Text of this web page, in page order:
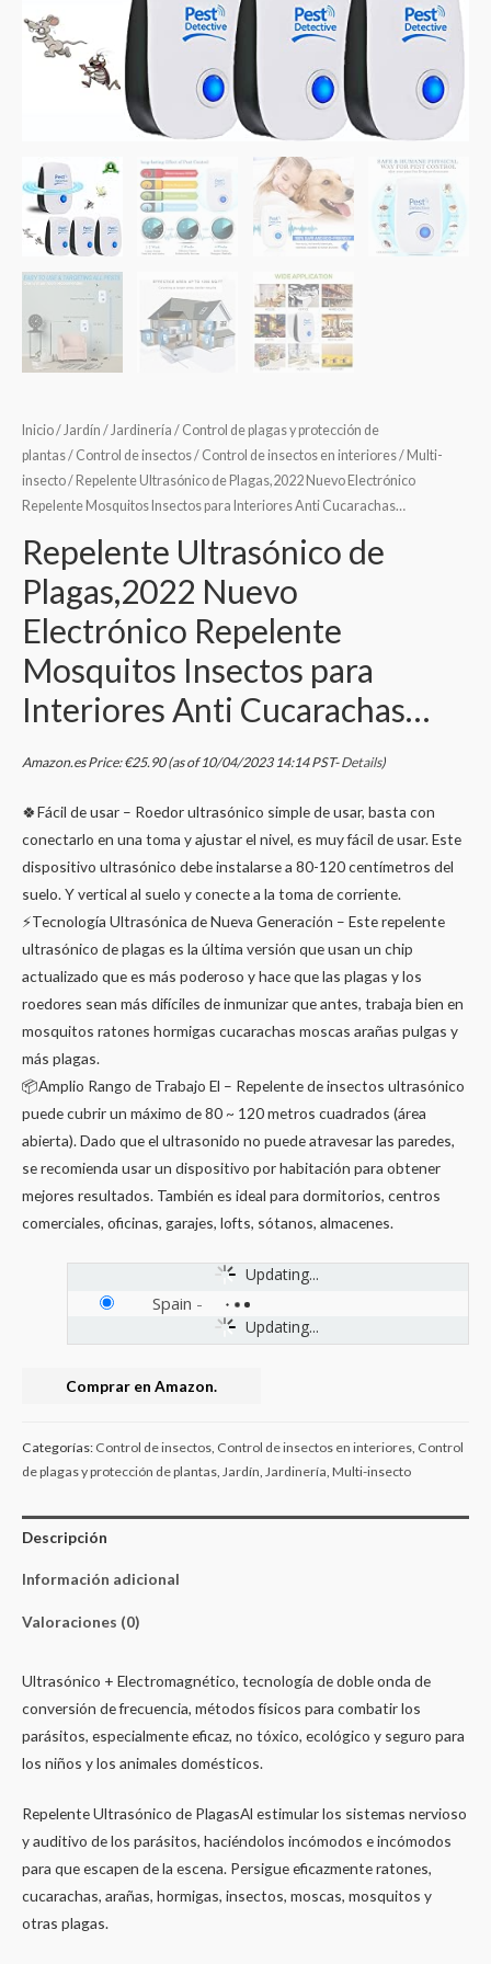
Inicio/ Jardín / Jardinería / Control de plagas y protección de
plantas/ Control de insectos/ Control de insectos en interiores/ Multi-
insecto/ Repelente Ultrasónico de Plagas,2022 Nuevo Electrónico
Repelente Mosquitos Insectos para Interiores Anti Cucarachas…
Repelente Ultrasónico de
Plagas,2022 Nuevo
Electrónico Repelente
Mosquitos Insectos para
Interiores Anti Cucarachas…
Amazon.es Price:€25.90(as of 10/04/2023 14:14 PST-Details)
🍀Fácil de usar – Roedor ultrasónico simple de usar, basta con
conectarlo en una toma y ajustar el nivel, es muy fácil de usar. Este
dispositivo ultrasónico debe instalarse a 80-120 centímetros del
suelo. Y vertical al suelo y conecte a la toma de corriente.
⚡Tecnología Ultrasónica de Nueva Generación – Este repelente
ultrasónico de plagas es la última versión que usan un chip
actualizado que es más poderoso y hace que las plagas y los
roedores sean más difíciles de inmunizar que antes, trabaja bien en
mosquitos ratones hormigas cucarachas moscas arañas pulgas y
más plagas.
📦Amplio Rango de Trabajo El – Repelente de insectos ultrasónico
puede cubrir un máximo de 80 ~ 120 metros cuadrados (área
abierta). Dado que el ultrasonido no puede atravesar las paredes,
se recomienda usar un dispositivo por habitación para obtener
mejores resultados. También es ideal para dormitorios, centros
comerciales, oficinas, garajes, lofts, sótanos, almacenes.
Updating...
Updating...
Spain -
Comprar en Amazon.
Categorías: Control de insectos, Control de insectos en interiores, Control
de plagas y protección de plantas, Jardín, Jardinería, Multi-insecto
Descripción
Información adicional
Valoraciones (0)
Ultrasónico + Electromagnético, tecnología de doble onda de
conversión de frecuencia, métodos físicos para combatir los
parásitos, especialmente eficaz, no tóxico, ecológico y seguro para
los niños y los animales domésticos.
Repelente Ultrasónico de PlagasAl estimular los sistemas nervioso
y auditivo de los parásitos, haciéndolos incómodos e incómodos
para que escapen de la escena. Persigue eficazmente ratones,
cucarachas, arañas, hormigas, insectos, moscas, mosquitos y
otras plagas.